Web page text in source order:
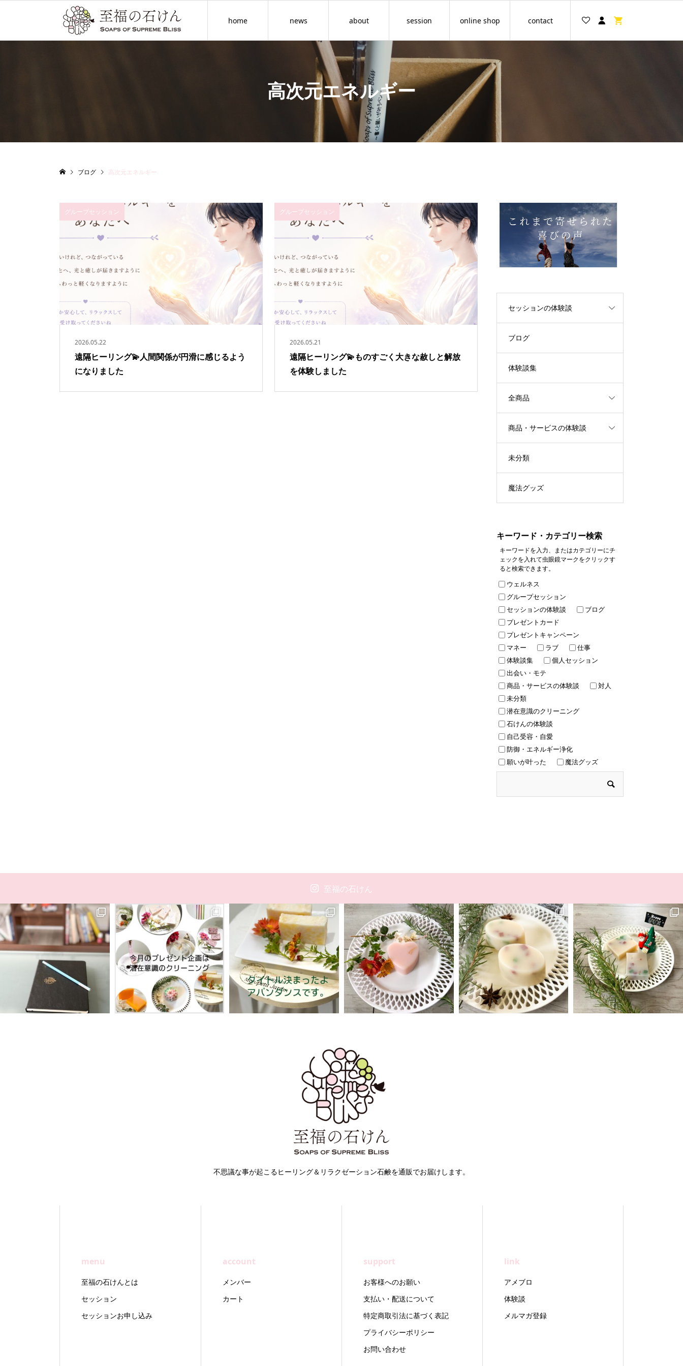
home news about session online shop contact
高次元エネルギー
ブログ 高次元エネルギー
2026.05.22
遠隔ヒーリング💫人間関係が円滑に感じるよう
になりました
グループセッション
2026.05.21
遠隔ヒーリング💫ものすごく大きな赦しと解放
を体験しました
グループセッション
セッションの体験談
ブログ
体験談集
全商品
商品・サービスの体験談
未分類
魔法グッズ
キーワード・カテゴリー検索
キーワードを入力、またはカテゴリーにチ
ェックを入れて虫眼鏡マークをクリックす
ると検索できます。
ウェルネス
グループセッション
セッションの体験談
ブログ
プレゼントカード
プレゼントキャンペーン
マネー
ラブ
仕事
体験談集
個人セッション
出会い・モテ
商品・サービスの体験談
対人
未分類
潜在意識のクリーニング
石けんの体験談
自己受容・自愛
防御・エネルギー浄化
願いが叶った
魔法グッズ
至福の石けん
不思議な事が起こるヒーリング＆リラクゼーション石鹸を通販でお届けします。
menu
至福の石けんとは
セッション
セッションお申し込み
account
メンバー
カート
support
お客様へのお願い
支払い・配送について
特定商取引法に基づく表記
プライバシーポリシー
お問い合わせ
link
アメブロ
体験談
メルマガ登録